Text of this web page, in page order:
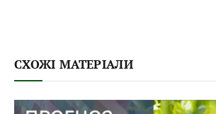
СХОЖІ МАТЕРІАЛИ